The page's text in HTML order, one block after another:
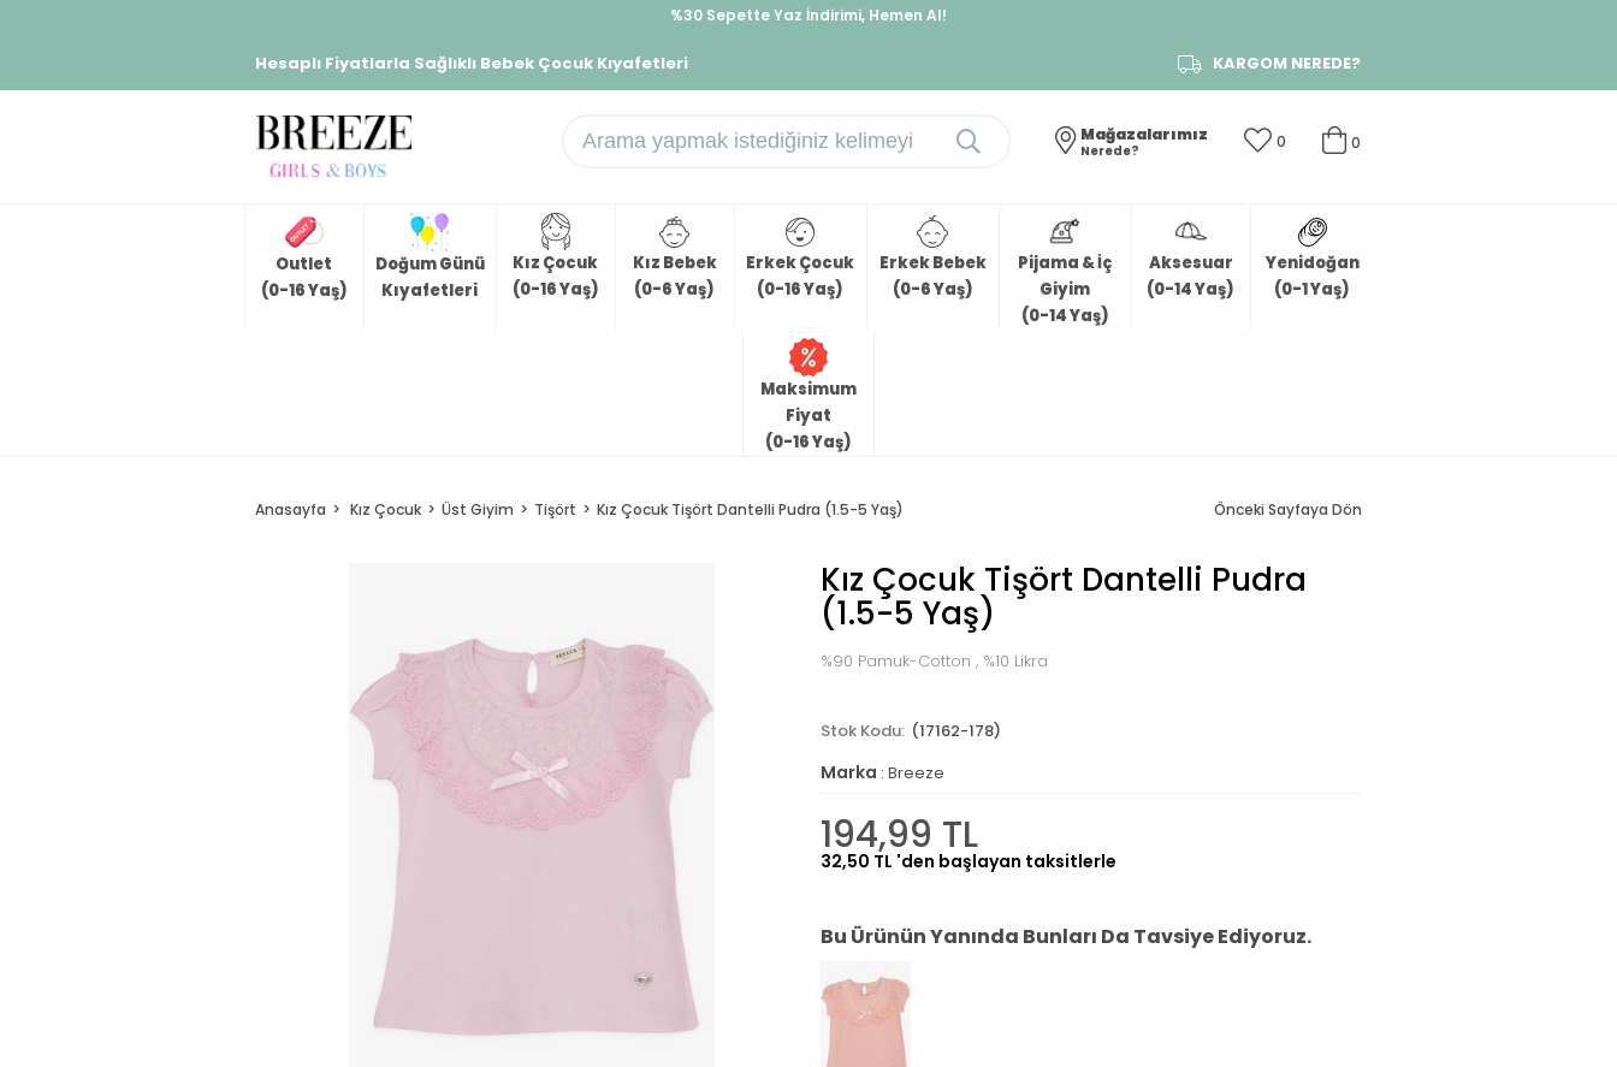
%30 Sepette Yaz İndirimi, Hemen Al!
Hesaplı Fiyatlarla Sağlıklı Bebek Çocuk Kıyafetleri KARGOM NEREDE?
0
0
Mağazalarımız
Nerede?
Outlet
(0-16 Yaş)
Doğum Günü
Kıyafetleri
Kız Çocuk
(0-16 Yaş)
Kız Bebek
(0-6 Yaş)
Erkek Çocuk
(0-16 Yaş)
Erkek Bebek
(0-6 Yaş)
Pijama & İç
Giyim
(0-14 Yaş)
Aksesuar
(0-14 Yaş)
Yenidoğan
(0-1 Yaş)
Maksimum
Fiyat
(0-16 Yaş)
Anasayfa Kız Çocuk Üst Giyim Tişört Kız Çocuk Tişört Dantelli Pudra (1.5-5 Yaş) Önceki Sayfaya Dön
Kız Çocuk Tişört Dantelli Pudra
(1.5-5 Yaş)
%90 Pamuk-Cotton , %10 Likra
(17162-178)
Marka : Breeze
194,99 TL
32,50 TL 'den başlayan taksitlerle
Bu Ürünün Yanında Bunları Da Tavsiye Ediyoruz.